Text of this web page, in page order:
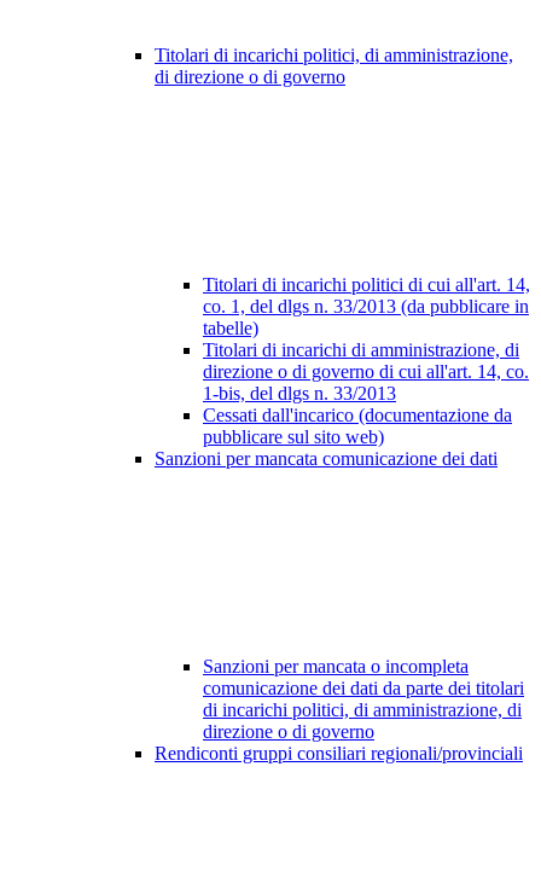
Titolari di incarichi politici, di amministrazione,
di direzione o di governo
Titolari di incarichi politici di cui all'art. 14,
co. 1, del dlgs n. 33/2013 (da pubblicare in
tabelle)
Titolari di incarichi di amministrazione, di
direzione o di governo di cui all'art. 14, co.
1-bis, del dlgs n. 33/2013
Cessati dall'incarico (documentazione da
pubblicare sul sito web)
Sanzioni per mancata comunicazione dei dati
Sanzioni per mancata o incompleta
comunicazione dei dati da parte dei titolari
di incarichi politici, di amministrazione, di
direzione o di governo
Rendiconti gruppi consiliari regionali/provinciali